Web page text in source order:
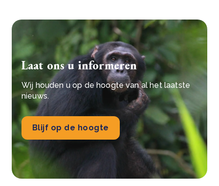
Laat ons u informeren
Wij houden u op de hoogte van al het laatste
nieuws.
Blijf op de hoogte